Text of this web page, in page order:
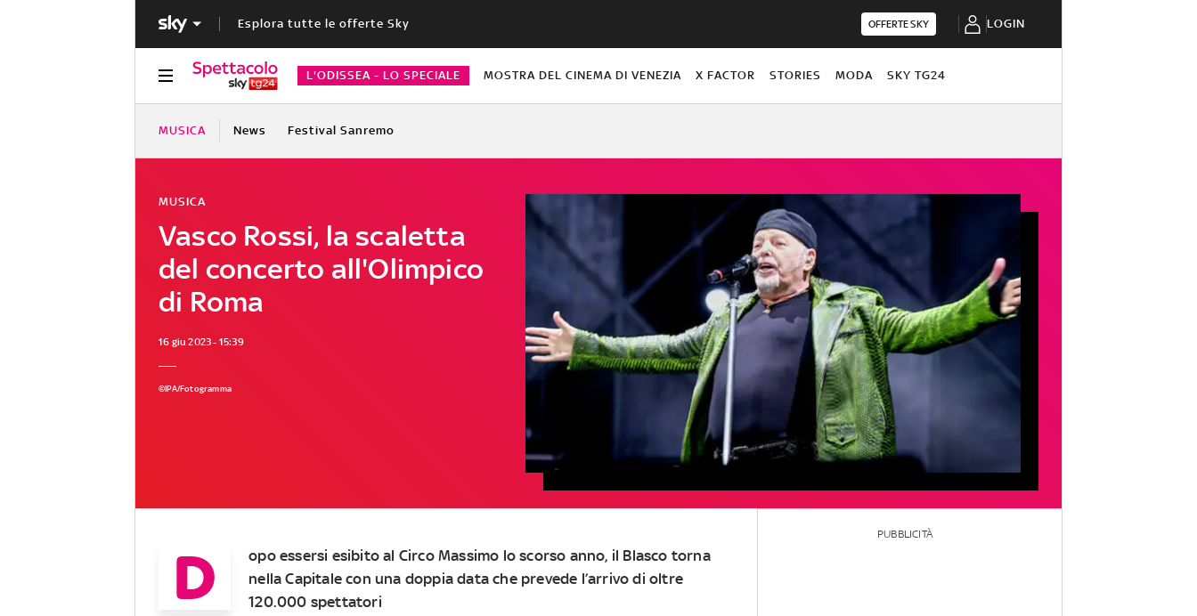
Esplora tutte le offerte Sky OFFERTE SKY LOGIN
L'ODISSEA - LO SPECIALE MOSTRA DEL CINEMA DI VENEZIA X FACTOR STORIES MODA SKY TG24
MUSICA News Festival Sanremo
Vasco Rossi, la scaletta
del concerto all'Olimpico
di Roma
MUSICA
16 giu 2023 - 15:39
©IPA/Fotogramma
D
opo essersi esibito al Circo Massimo lo scorso anno, il Blasco torna
nella Capitale con una doppia data che prevede l’arrivo di oltre
120.000 spettatori
PUBBLICITÀ